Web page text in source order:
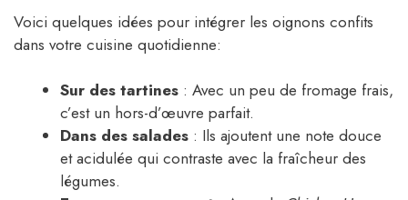
Voici quelques idées pour intégrer les oignons confits
dans votre cuisine quotidienne:
Sur des tartines : Avec un peu de fromage frais,
c’est un hors-d’œuvre parfait.
Dans des salades : Ils ajoutent une note douce
et acidulée qui contraste avec la fraîcheur des
légumes.